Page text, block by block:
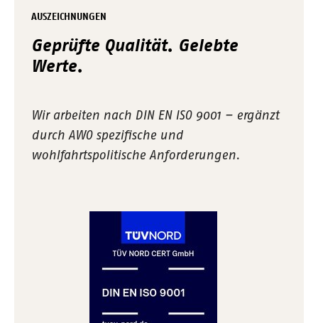
AUSZEICHNUNGEN
Geprüfte Qualität. Gelebte
Werte.
Wir arbeiten nach DIN EN ISO 9001 – ergänzt
durch AWO spezifische und
wohlfahrtspolitische Anforderungen.